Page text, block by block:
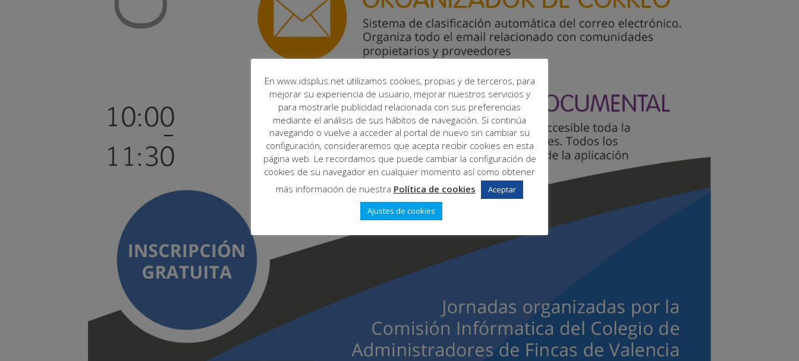
En www.idsplus.net utilizamos cookies, propias y de terceros, para
mejorar su experiencia de usuario, mejorar nuestros servicios y
para mostrarle publicidad relacionada con sus preferencias
mediante el análisis de sus hábitos de navegación. Si continúa
navegando o vuelve a acceder al portal de nuevo sin cambiar su
configuración, consideraremos que acepta recibir cookies en esta
página web. Le recordamos que puede cambiar la configuración de
cookies de su navegador en cualquier momento así como obtener
más información de nuestra Política de cookies
Aceptar
Ajustes de cookies